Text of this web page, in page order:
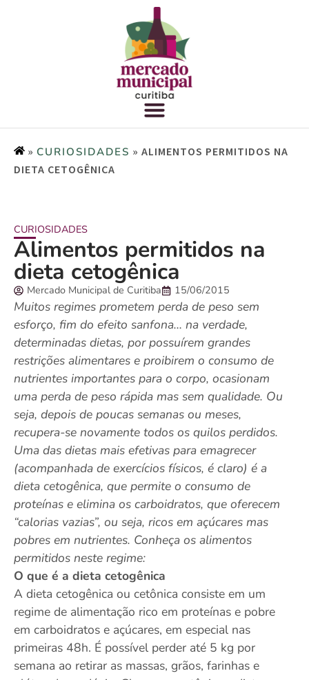
» CURIOSIDADES » ALIMENTOS PERMITIDOS NA
DIETA CETOGÊNICA
CURIOSIDADES
Alimentos permitidos na
dieta cetogênica
Mercado Municipal de Curitiba 15/06/2015
Muitos regimes prometem perda de peso sem
esforço, fim do efeito sanfona… na verdade,
determinadas dietas, por possuírem grandes
restrições alimentares e proibirem o consumo de
nutrientes importantes para o corpo, ocasionam
uma perda de peso rápida mas sem qualidade. Ou
seja, depois de poucas semanas ou meses,
recupera-se novamente todos os quilos perdidos.
Uma das dietas mais efetivas para emagrecer
(acompanhada de exercícios físicos, é claro) é a
dieta cetogênica, que permite o consumo de
proteínas e elimina os carboidratos, que oferecem
“calorias vazias”, ou seja, ricos em açúcares mas
pobres em nutrientes. Conheça os alimentos
permitidos neste regime:
O que é a dieta cetogênica
A dieta cetogênica ou cetônica consiste em um
regime de alimentação rico em proteínas e pobre
em carboidratos e açúcares, em especial nas
primeiras 48h. É possível perder até 5 kg por
semana ao retirar as massas, grãos, farinhas e